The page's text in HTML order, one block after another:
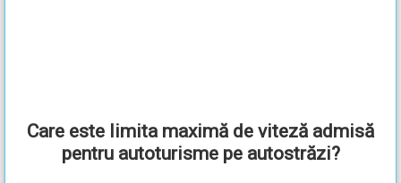
Care este limita maximă de viteză admisă
pentru autoturisme pe autostrăzi?